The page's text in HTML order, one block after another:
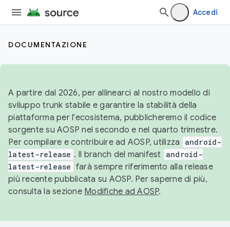
Accedi
DOCUMENTAZIONE
A partire dal 2026, per allinearci al nostro modello di
sviluppo trunk stabile e garantire la stabilità della
piattaforma per l'ecosistema, pubblicheremo il codice
sorgente su AOSP nel secondo e nel quarto trimestre.
Per compilare e contribuire ad AOSP, utilizza
android-
latest-release . Il branch del manifest android-
latest-release farà sempre riferimento alla release
più recente pubblicata su AOSP. Per saperne di più,
consulta la sezione Modifiche ad AOSP.